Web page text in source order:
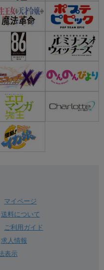
マイページ
送料について
ご利用ガイド
求人情報
表示